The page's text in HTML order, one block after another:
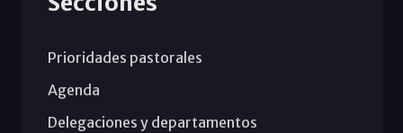
Prioridades pastorales
Agenda
Delegaciones y departamentos